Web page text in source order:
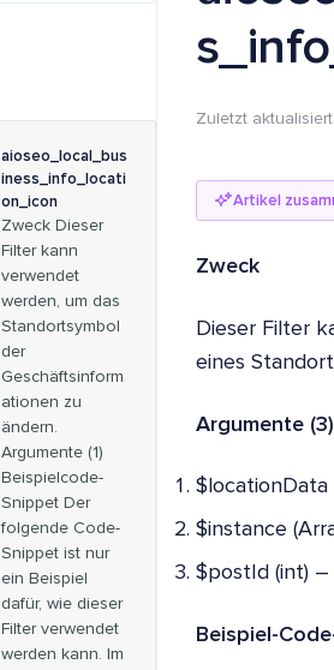
Zuletzt
Artikel
Zweck
Dieser Filter
eines
Argumente (3)
$locationData
$instance
$postId (int) –
Beispiel-
aioseo_local_bus
iness_info_locati
on_icon
Zweck Dieser
Filter kann
verwendet
werden, um das
Standortsymbol
der
Geschäftsinform
ationen zu
ändern.
Argumente (1)
Beispielcode-
Snippet Der
folgende Code-
Snippet ist nur
ein Beispiel
dafür, wie dieser
Filter verwendet
werden kann. Im